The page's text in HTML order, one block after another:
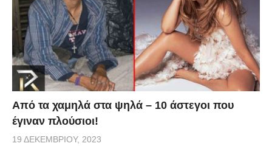
Από τα χαμηλά στα ψηλά – 10 άστεγοι που
έγιναν πλούσιοι!
19 ΔΕΚΕΜΒΡΊΟΥ, 2023